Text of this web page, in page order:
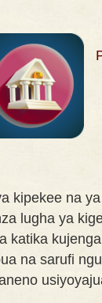
kipekee na
lugha ya
katika
na sarufi